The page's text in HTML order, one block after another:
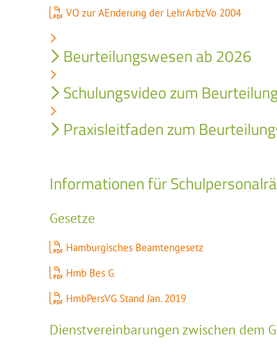
VO zur AEnderung der LehrArbzVo 2004
Beurteilungswesen ab 2026
Schulungsvideo zum
Praxisleitfaden zum
Informationen für
Gesetze
Hamburgisches Beamtengesetz
Hmb Bes G
HmbPersVG Stand Jan. 2019
Dienstvereinbarungen zwischen dem